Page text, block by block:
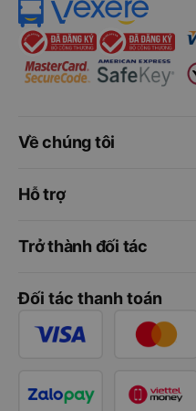
Về chúng tôi
Hỗ trợ
Trở thành đối tác
Đối tác thanh toán